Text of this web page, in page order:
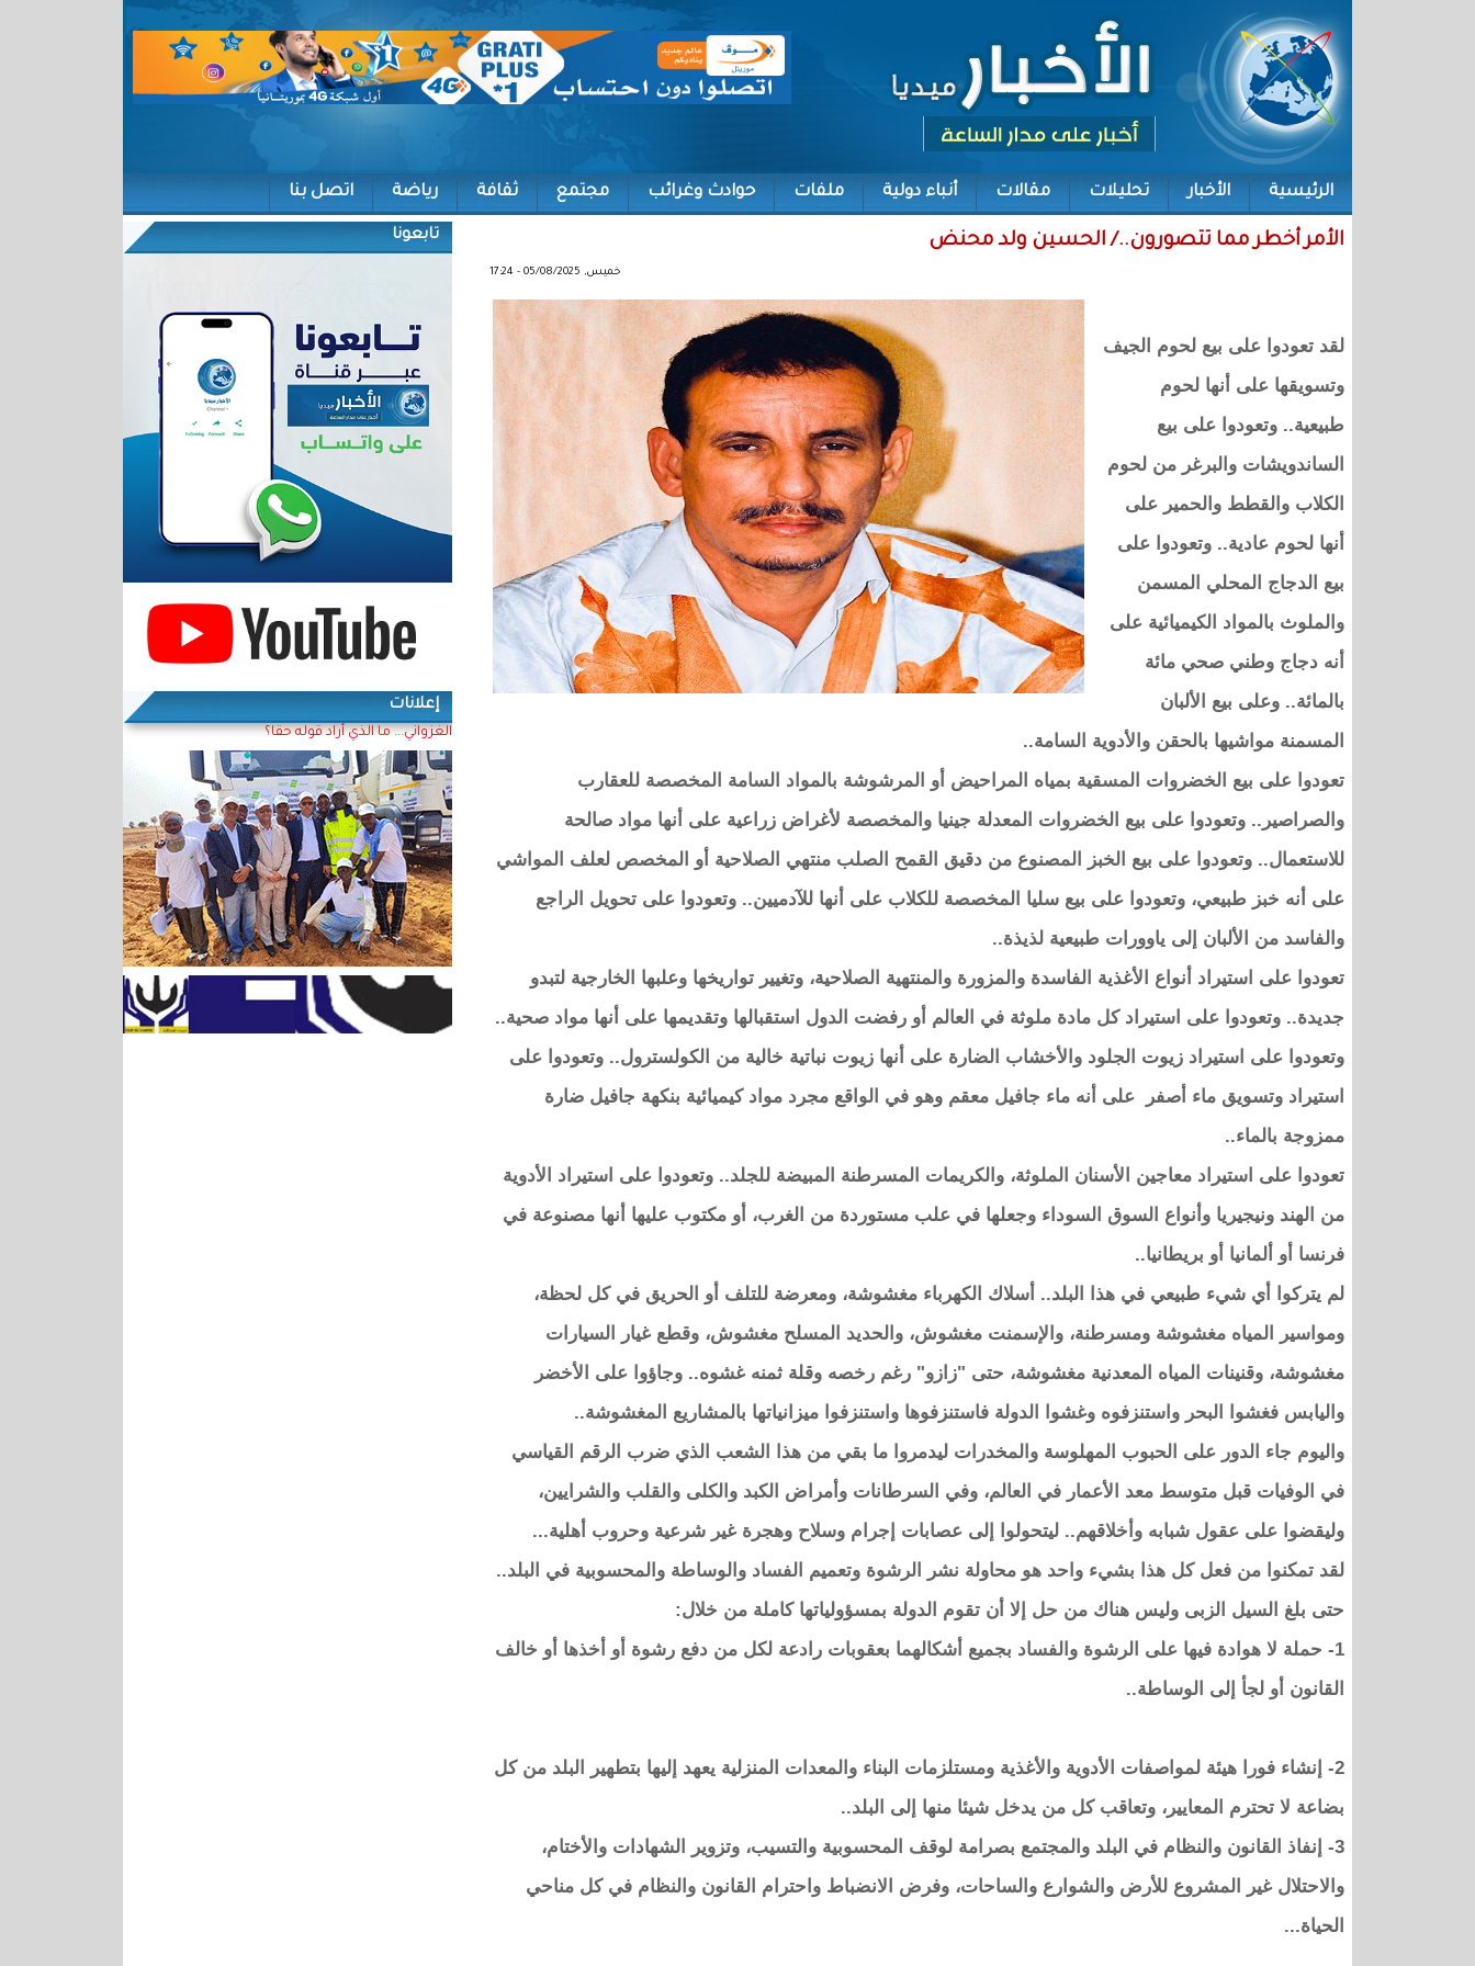
الرئيسية الأخبار تحليلات مقالات أنباء دولية ملفات حوادث وغرائب مجتمع ثقافة رياضة اتصل بنا
الأمر أخطر مما تتصورون../ الحسين ولد محنض
خميس, 05/08/2025 - 17:24
لقد تعودوا على بيع لحوم الجيف
وتسويقها على أنها لحوم
طبيعية.. وتعودوا على بيع
الساندويشات والبرغر من لحوم
الكلاب والقطط والحمير على
أنها لحوم عادية.. وتعودوا على
بيع الدجاج المحلي المسمن
والملوث بالمواد الكيميائية على
أنه دجاج وطني صحي مائة
بالمائة.. وعلى بيع الألبان
المسمنة مواشيها بالحقن والأدوية السامة..
تعودوا على بيع الخضروات المسقية بمياه المراحيض أو المرشوشة بالمواد السامة المخصصة للعقارب
والصراصير.. وتعودوا على بيع الخضروات المعدلة جينيا والمخصصة لأغراض زراعية على أنها مواد صالحة
للاستعمال.. وتعودوا على بيع الخبز المصنوع من دقيق القمح الصلب منتهي الصلاحية أو المخصص لعلف المواشي
على أنه خبز طبيعي، وتعودوا على بيع سليا المخصصة للكلاب على أنها للآدميين.. وتعودوا على تحويل الراجع
والفاسد من الألبان إلى ياوورات طبيعية لذيذة..
تعودوا على استيراد أنواع الأغذية الفاسدة والمزورة والمنتهية الصلاحية، وتغيير تواريخها وعلبها الخارجية لتبدو
جديدة.. وتعودوا على استيراد كل مادة ملوثة في العالم أو رفضت الدول استقبالها وتقديمها على أنها مواد صحية..
وتعودوا على استيراد زيوت الجلود والأخشاب الضارة على أنها زيوت نباتية خالية من الكولسترول.. وتعودوا على
استيراد وتسويق ماء أصفر على أنه ماء جافيل معقم وهو في الواقع مجرد مواد كيميائية بنكهة جافيل ضارة
ممزوجة بالماء..
تعودوا على استيراد معاجين الأسنان الملوثة، والكريمات المسرطنة المبيضة للجلد.. وتعودوا على استيراد الأدوية
من الهند ونيجيريا وأنواع السوق السوداء وجعلها في علب مستوردة من الغرب، أو مكتوب عليها أنها مصنوعة في
فرنسا أو ألمانيا أو بريطانيا..
لم يتركوا أي شيء طبيعي في هذا البلد.. أسلاك الكهرباء مغشوشة، ومعرضة للتلف أو الحريق في كل لحظة،
ومواسير المياه مغشوشة ومسرطنة، والإسمنت مغشوش، والحديد المسلح مغشوش، وقطع غيار السيارات
مغشوشة، وقنينات المياه المعدنية مغشوشة، حتى "زازو" رغم رخصه وقلة ثمنه غشوه.. وجاؤوا على الأخضر
واليابس فغشوا البحر واستنزفوه وغشوا الدولة فاستنزفوها واستنزفوا ميزانياتها بالمشاريع المغشوشة..
واليوم جاء الدور على الحبوب المهلوسة والمخدرات ليدمروا ما بقي من هذا الشعب الذي ضرب الرقم القياسي
في الوفيات قبل متوسط معد الأعمار في العالم، وفي السرطانات وأمراض الكبد والكلى والقلب والشرايين،
وليقضوا على عقول شبابه وأخلاقهم.. ليتحولوا إلى عصابات إجرام وسلاح وهجرة غير شرعية وحروب أهلية...
لقد تمكنوا من فعل كل هذا بشيء واحد هو محاولة نشر الرشوة وتعميم الفساد والوساطة والمحسوبية في البلد..
حتى بلغ السيل الزبى وليس هناك من حل إلا أن تقوم الدولة بمسؤولياتها كاملة من خلال:
1- حملة لا هوادة فيها على الرشوة والفساد بجميع أشكالهما بعقوبات رادعة لكل من دفع رشوة أو أخذها أو خالف
القانون أو لجأ إلى الوساطة..
2- إنشاء فورا هيئة لمواصفات الأدوية والأغذية ومستلزمات البناء والمعدات المنزلية يعهد إليها بتطهير البلد من كل
بضاعة لا تحترم المعايير، وتعاقب كل من يدخل شيئا منها إلى البلد..
3- إنفاذ القانون والنظام في البلد والمجتمع بصرامة لوقف المحسوبية والتسيب، وتزوير الشهادات والأختام،
والاحتلال غير المشروع للأرض والشوارع والساحات، وفرض الانضباط واحترام القانون والنظام في كل مناحي
الحياة...
تابعونا
إعلانات
الغزواني... ما الذي أراد قوله حقا؟